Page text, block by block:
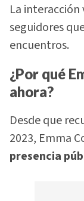
La
seguidores
encuentros.
¿Por qué
ahora?
Desde que
2023, Emma
presencia